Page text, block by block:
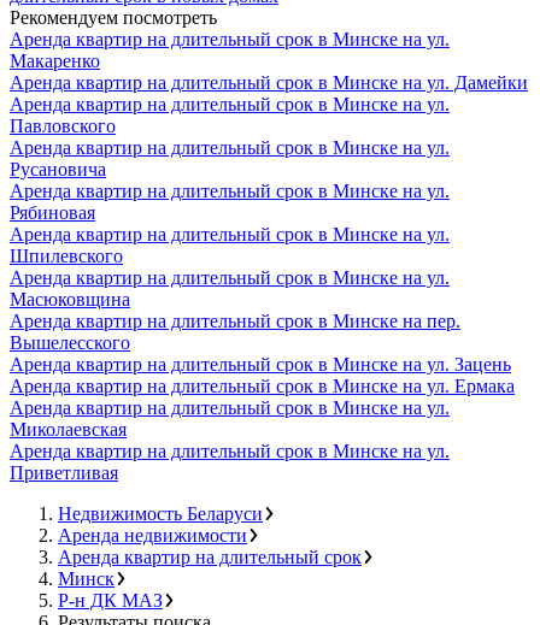
Рекомендуем посмотреть
Аренда квартир на длительный срок в Минске на ул.
Макаренко
Аренда квартир на длительный срок в Минске на ул. Дамейки
Аренда квартир на длительный срок в Минске на ул.
Павловского
Аренда квартир на длительный срок в Минске на ул.
Русановича
Аренда квартир на длительный срок в Минске на ул.
Рябиновая
Аренда квартир на длительный срок в Минске на ул.
Шпилевского
Аренда квартир на длительный срок в Минске на ул.
Масюковщина
Аренда квартир на длительный срок в Минске на пер.
Вышелесского
Аренда квартир на длительный срок в Минске на ул. Зацень
Аренда квартир на длительный срок в Минске на ул. Ермака
Аренда квартир на длительный срок в Минске на ул.
Миколаевская
Аренда квартир на длительный срок в Минске на ул.
Приветливая
Недвижимость Беларуси
Аренда недвижимости
Аренда квартир на длительный срок
Минск
Р-н ДК МАЗ